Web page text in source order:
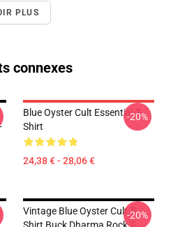
PLUS
connexes
Blue Oyster Cult Essential T-
Shirt
24,38 € - 28,06 €
-20%
Vintage Blue Oyster Cult T--20%